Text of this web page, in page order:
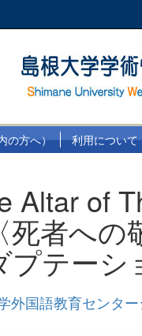
の方へ） 利用について
Altar of
死者への
プテーシ
外国語教育センタ